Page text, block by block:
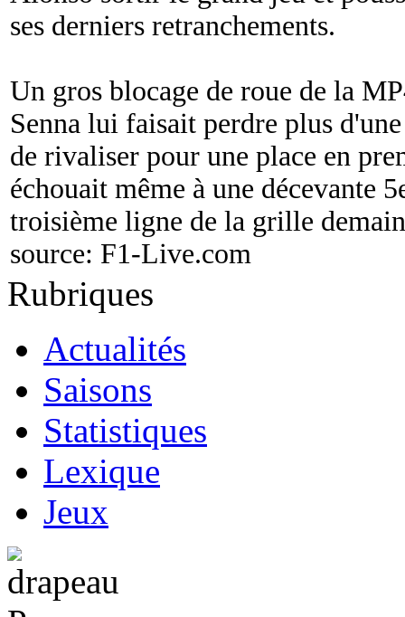
ses derniers retranchements.
Un gros blocage de roue de la
Senna lui faisait perdre plus
de rivaliser pour une place en
échouait même à une décevante
troisième ligne de la grille
source: F1-Live.com
Rubriques
Actualités
Saisons
Statistiques
Lexique
Jeux